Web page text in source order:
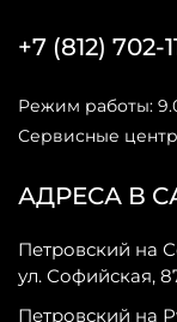
АДРЕСА В
Петровский на
ул. Софийская,
Петровский на
+7 (812) 702-
Режим работы:
Сервисные